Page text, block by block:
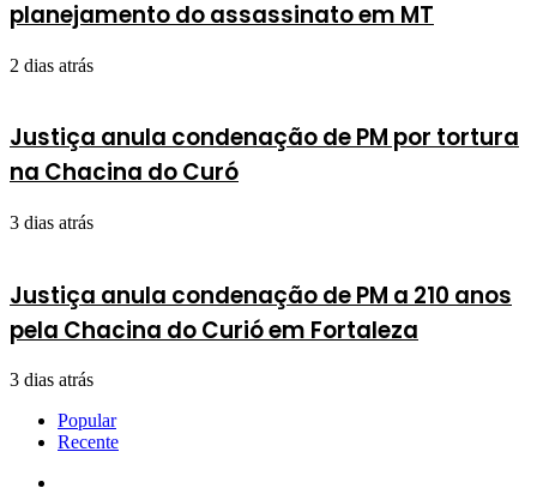
planejamento do assassinato em MT
2 dias atrás
Justiça anula condenação de PM por tortura
na Chacina do Curó
3 dias atrás
Justiça anula condenação de PM a 210 anos
pela Chacina do Curió em Fortaleza
3 dias atrás
Popular
Recente